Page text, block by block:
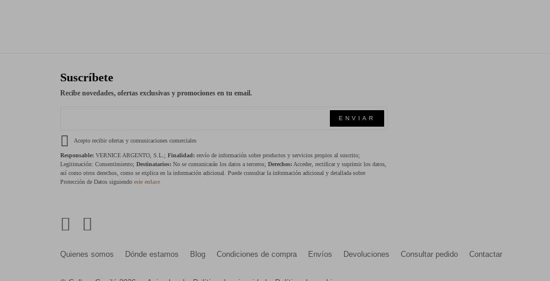
Suscríbete
Recibe novedades, ofertas exclusivas y promociones en tu email.
ENVIAR
Acepto recibir ofertas y comunicaciones comerciales
Responsable: VERNICE ARGENTO, S.L.; Finalidad: envío de información sobre productos y servicios propios al suscrito;
Legitimación: Consentimiento; Destinatarios: No se comunicarán los datos a terceros; Derechos:Acceder, rectificar y suprimir los datos,
así como otros derechos, como se explica en la información adicional. Puede consultar la información adicional y detallada sobre
Protección de Datos siguiendo este enlace
Quienes somos Dónde estamos Blog Condiciones de compra Envíos Devoluciones Consultar pedido Contactar